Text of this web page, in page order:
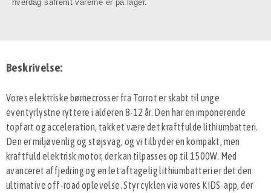
hverdag såfremt varerne er på lager.
Beskrivelse:
Vores elektriske børnecrosser fra Torrot er skabt til unge
eventyrlystne ryttere i alderen 8-12 år. Den har en imponerende
topfart og acceleration, takket være det kraftfulde lithiumbatteri.
Den er miljøvenlig og støjsvag, og vi tilbyder en kompakt, men
kraftfuld elektrisk motor, der kan tilpasses op til 1500W. Med
avanceret affjedring og en let aftagelig lithiumbatteri er det den
ultimative off-road oplevelse. Styr cyklen via vores KIDS-app, der